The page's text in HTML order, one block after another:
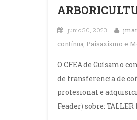
junio 30, 2023
contínua, Paisaxismo e
O CFEA de Guísamo
de transferencia de
profesional e
Feader) sobre: TALLER